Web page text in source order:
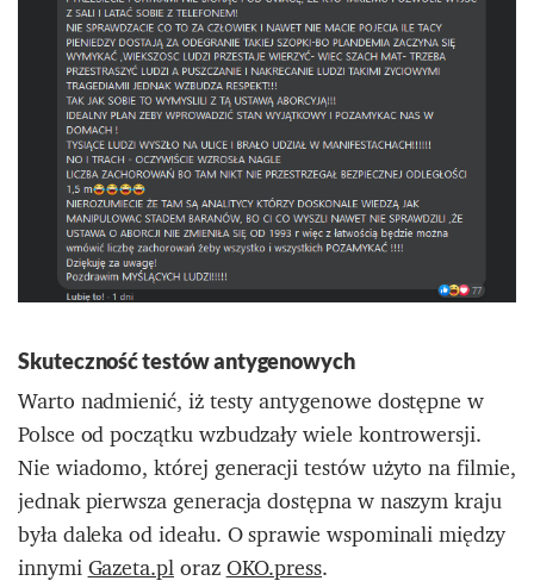
Skuteczność testów antygenowych
Warto nadmienić, iż testy antygenowe dostępne w
Polsce od początku wzbudzały wiele kontrowersji.
Nie wiadomo, której generacji testów użyto na filmie,
jednak pierwsza generacja dostępna w naszym kraju
była daleka od ideału. O sprawie wspominali między
innymiGazeta.plorazOKO.press.